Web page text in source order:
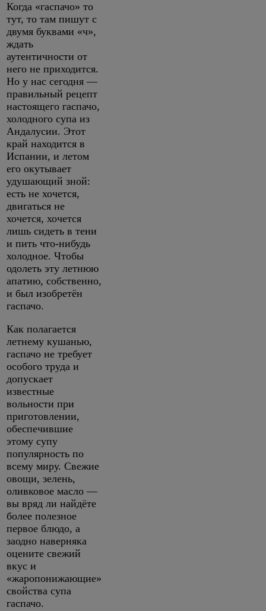
Когда «гаспачо» то
тут, то там пишут с
двумя буквами «ч»,
ждать
аутентичности от
него не приходится.
Но у нас сегодня —
правильный рецепт
настоящего гаспачо,
холодного супа из
Андалусии. Этот
край находится в
Испании, и летом
его окутывает
удушающий зной:
есть не хочется,
двигаться не
хочется, хочется
лишь сидеть в тени
и пить что-нибудь
холодное. Чтобы
одолеть эту летнюю
апатию, собственно,
и был изобретён
гаспачо.
Как полагается
летнему кушанью,
гаспачо не требует
особого труда и
допускает
известные
вольности при
приготовлении,
обеспечившие
этому супу
популярность по
всему миру. Свежие
овощи, зелень,
оливковое масло —
вы вряд ли найдёте
более полезное
первое блюдо, а
заодно наверняка
оцените свежий
вкус и
«жаропонижающие»
свойства супа
гаспачо.